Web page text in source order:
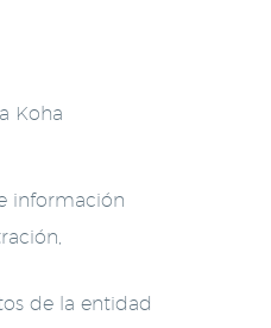
Koha
información
de la entidad